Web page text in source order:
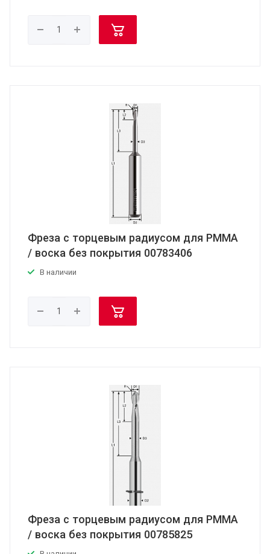
Фреза с торцевым радиусом для PMMA
/ воска без покрытия 00783406
В наличии
Фреза с торцевым радиусом для PMMA
/ воска без покрытия 00785825